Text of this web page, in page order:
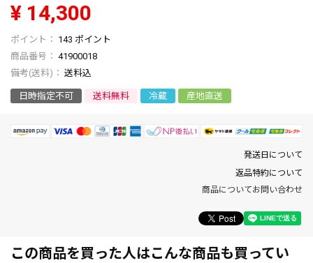
¥ 14,300
143 ポイント
商品番号
41900018
送料込
日時指定不可 送料無料 冷蔵 産地直送
発送日について
返品特約について
商品についてお問い合わせ
この商品を買った人はこんな商品も買ってい